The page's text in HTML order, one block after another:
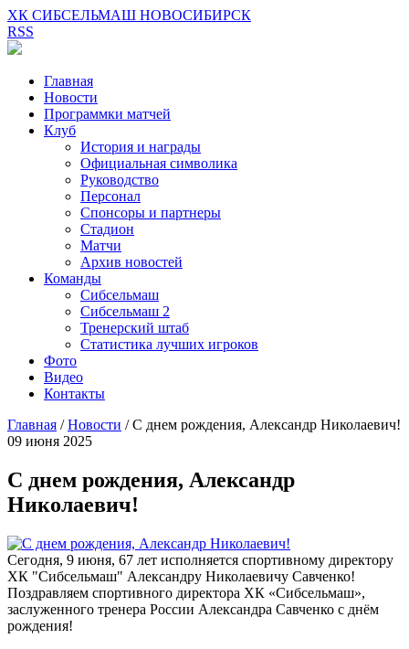
ХК СИБСЕЛЬМАШ НОВОСИБИРСК
RSS
Главная
Новости
Программки матчей
Клуб
История и награды
Официальная символика
Руководство
Персонал
Спонсоры и партнеры
Стадион
Матчи
Архив новостей
Команды
Сибсельмаш
Сибсельмаш 2
Тренерский штаб
Статистика лучших игроков
Фото
Видео
Контакты
Главная /Новости /С днем рождения, Александр Николаевич!
09 июня 2025
С днем рождения, Александр
Николаевич!
Сегодня, 9 июня, 67 лет исполняется спортивному директору
ХК "Сибсельмаш" Александру Николаевичу Савченко!
Поздравляем спортивного директора ХК «Сибсельмаш»,
заслуженного тренера России Александра Савченко с днём
рождения!